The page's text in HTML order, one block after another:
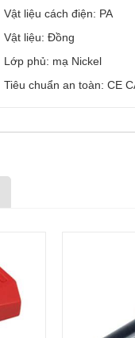
Vật liệu cách điện: PA
Vật liệu: Đồng
Lớp phủ: mạ Nickel
Tiêu chuẩn an toàn: CE